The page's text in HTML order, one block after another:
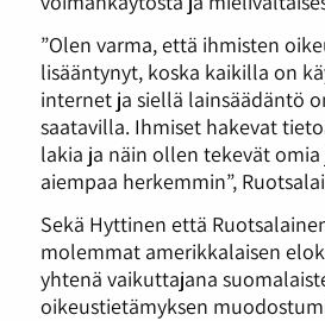
”Olen varma, että ihmisten
lisääntynyt, koska kaikilla on
internet ja siellä lainsäädäntö
saatavilla. Ihmiset hakevat
lakia ja näin ollen tekevät
aiempaa herkemmin”,
Sekä Hyttinen että
molemmat amerikkalaisen
yhtenä vaikuttajana
oikeustietämyksen